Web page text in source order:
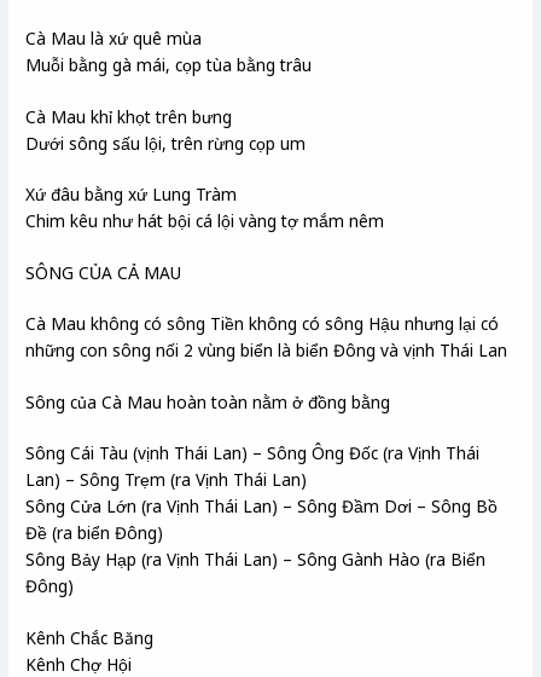
Cà Mau là xứ quê mùa
Muỗi bằng gà mái, cọp tùa bằng trâu
Cà Mau khỉ khọt trên bưng
Dưới sông sấu lội, trên rừng cọp um
Xứ đâu bằng xứ Lung Tràm
Chim kêu như hát bội cá lội vàng tợ mắm nêm
SÔNG CỦA CẢ MAU
Cà Mau không có sông Tiền không có sông Hậu nhưng lại có
những con sông nối 2 vùng biển là biển Đông và vịnh Thái Lan
Sông của Cà Mau hoàn toàn nằm ở đồng bằng
Sông Cái Tàu (vịnh Thái Lan) – Sông Ông Đốc (ra Vịnh Thái
Lan) – Sông Trẹm (ra Vịnh Thái Lan)
Sông Cửa Lớn (ra Vịnh Thái Lan) – Sông Đầm Dơi – Sông Bồ
Đề (ra biển Đông)
Sông Bảy Hạp (ra Vịnh Thái Lan) – Sông Gành Hào (ra Biển
Đông)
Kênh Chắc Băng
Kênh Chợ Hội